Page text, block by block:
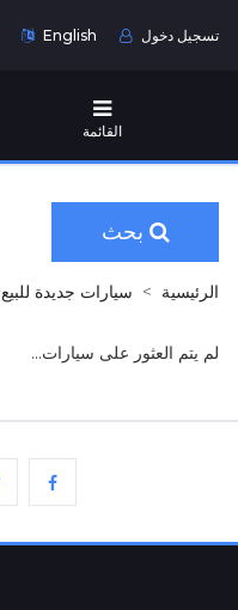
English تسجيل دخول
القائمة
بحث
الرئيسية سيارات جديدة للبيع
لم يتم العثور على سيارات...